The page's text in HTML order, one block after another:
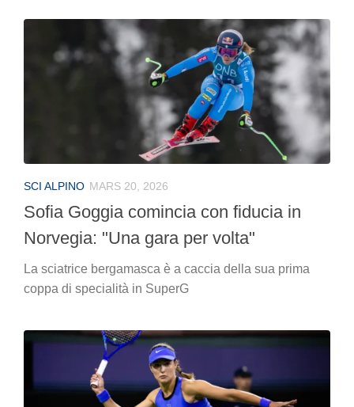
SCI ALPINO MARS 20, 2026
Sofia Goggia comincia con fiducia in
Norvegia: "Una gara per volta"
La sciatrice bergamasca è a caccia della sua prima
coppa di specialità in SuperG